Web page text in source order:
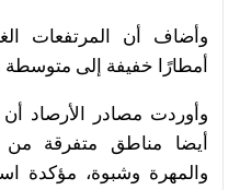
وأضاف أن المرتفعات
أمطارًا خفيفة إلى متوسطة
وأوردت مصادر الأرصاد
أيضا مناطق متفرقة
والمهرة وشبوة، مؤكدة